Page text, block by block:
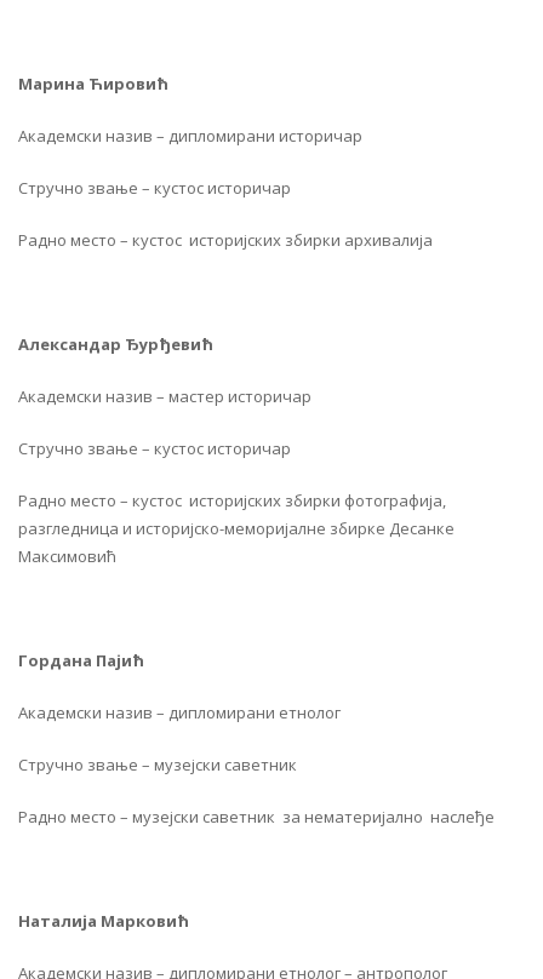
Марина Ћировић
Академски назив – дипломирани историчар
Стручно звање – кустос историчар
Радно место – кустос историјских збирки архивалија
Александар Ђурђевић
Академски назив – мастер историчар
Стручно звање – кустос историчар
Радно место – кустос историјских збирки фотографија,
разгледница и историјско-меморијалне збирке Десанке
Максимовић
Гордана Пајић
Академски назив – дипломирани етнолог
Стручно звање – музејски саветник
Радно место – музејски саветник за нематеријално наслеђе
Наталија Марковић
Академски назив – дипломирани етнолог – антрополог